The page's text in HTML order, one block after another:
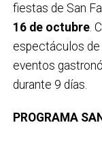
En la categoría
premios:1.500
jurado y 300
Los premios no
retención
En esta
fiestas de San
16 de octubre.
espectáculos de
eventos
durante 9 días.
PROGRAMA